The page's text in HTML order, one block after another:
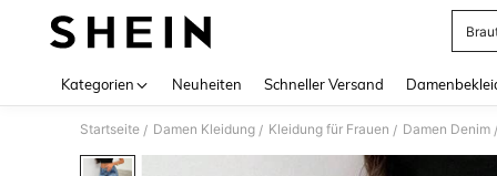
Kategorien Neuheiten Schneller Versand
Startseite / Damen Kleidung / Kleidung für Frauen / Damen Denim /